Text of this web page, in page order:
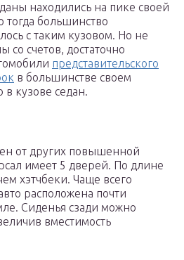
находились на пике своей
тогда большинство
с таким кузовом. Но не
со счетов, достаточно
представительского
в большинстве своем
кузове седан.
от других повышенной
имеет 5 дверей. По длине
хэтчбеки. Чаще всего
расположена почти
Сиденья сзади можно
вместимость